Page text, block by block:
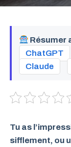
Résumer
ChatGPT
Claude
Tu as
sifflement, ou